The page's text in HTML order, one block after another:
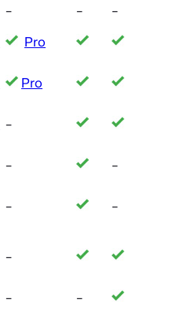
– –
–
Pro
Pro
–
–
–
–
–
–
–
–